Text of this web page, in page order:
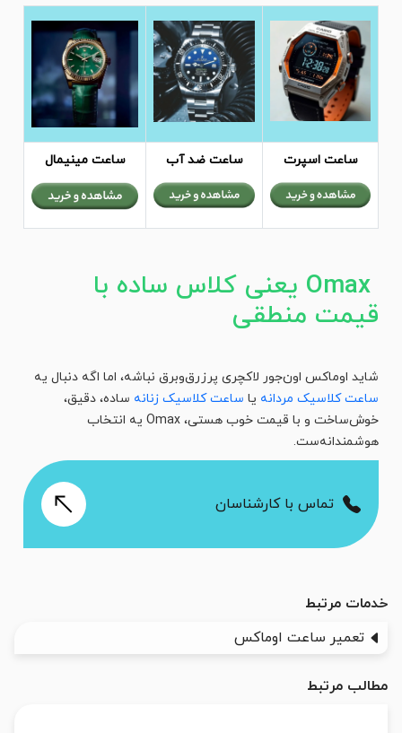
ساعت اسپرت ساعت ضد آب ساعت مینیمال
Omax یعنی کلاس ساده با
قیمت منطقی
شاید اوماکس اون‌جور لاکچری پرزرق‌وبرق نباشه، اما اگه دنبال یه
ساعت کلاسیک مردانه یا ساعت کلاسیک زنانه ساده، دقیق،
خوش‌ساخت و با قیمت خوب هستی، Omax یه انتخاب
هوشمندانه‌ست.
تماس با کارشناسان
خدمات مرتبط
تعمیر ساعت اوماکس
مطالب مرتبط